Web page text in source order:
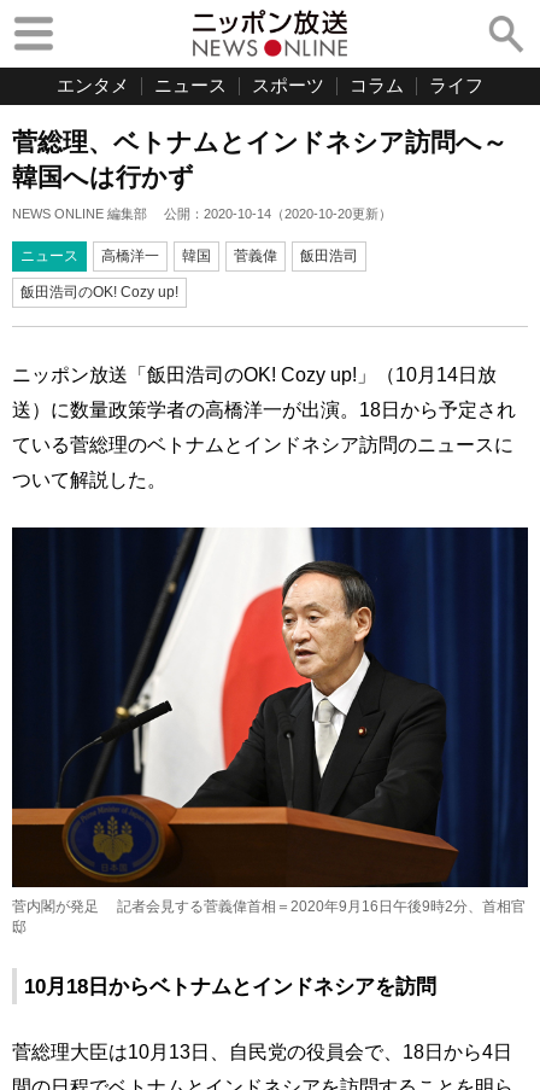
エンタメ ニュース スポーツ コラム ライフ
菅総理、ベトナムとインドネシア訪問へ～
韓国へは行かず
NEWS ONLINE 編集部 公開： 2020-10-14 （2020-10-20更新）
ニュース 高橋洋一 韓国 菅義偉 飯田浩司
飯田浩司のOK! Cozy up!
ニッポン放送「飯田浩司のOK! Cozy up!」（10月14日放
送）に数量政策学者の高橋洋一が出演。18日から予定され
ている菅総理のベトナムとインドネシア訪問のニュースに
ついて解説した。
菅内閣が発足 記者会見する菅義偉首相＝2020年9月16日午後9時2分、首相官
邸
10月18日からベトナムとインドネシアを訪問
菅総理大臣は10月13日、自民党の役員会で、18日から4日